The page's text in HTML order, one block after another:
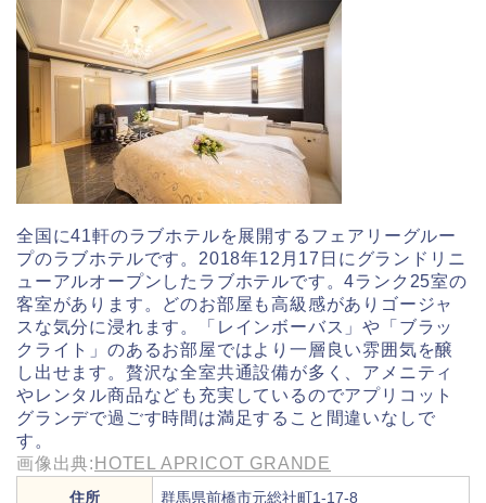
全国に41軒のラブホテルを展開するフェアリーグルー
プのラブホテルです。2018年12月17日にグランドリニ
ューアルオープンしたラブホテルです。4ランク25室の
客室があります。どのお部屋も高級感がありゴージャ
スな気分に浸れます。「レインボーバス」や「ブラッ
クライト」のあるお部屋ではより一層良い雰囲気を醸
し出せます。贅沢な全室共通設備が多く、アメニティ
やレンタル商品なども充実しているのでアプリコット
グランデで過ごす時間は満足すること間違いなしで
す。
画像出典: HOTEL APRICOT GRANDE
住所 群馬県前橋市元総社町1-17-8